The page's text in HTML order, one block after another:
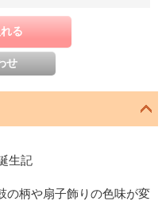
生記
の柄や扇子飾りの色味が変